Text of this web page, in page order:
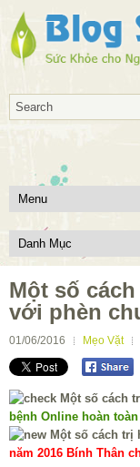
Một số
với phèn
01/06/2016 Mẹo Vặt
bệnh Online hoàn
năm 2016 Bính Thân